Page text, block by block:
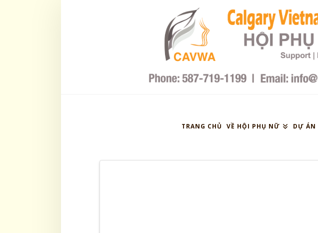
Phụ
TRANG CHỦ VỀ HỘI PHỤ NỮ DỰ ÁN